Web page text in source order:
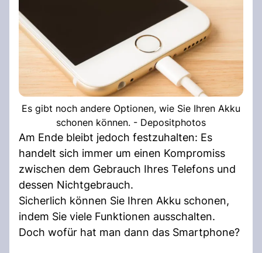
Es gibt noch andere Optionen, wie Sie Ihren Akku
schonen können. - Depositphotos
Am Ende bleibt jedoch festzuhalten: Es
handelt sich immer um einen Kompromiss
zwischen dem Gebrauch Ihres Telefons und
dessen Nichtgebrauch.
Sicherlich können Sie Ihren Akku schonen,
indem Sie viele Funktionen ausschalten.
Doch wofür hat man dann das Smartphone?